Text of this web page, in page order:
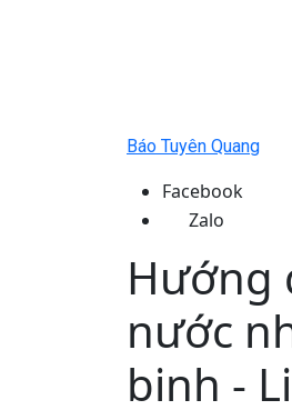
Báo Tuyên Quang
Facebook
Zalo
Hướng
nước
binh -